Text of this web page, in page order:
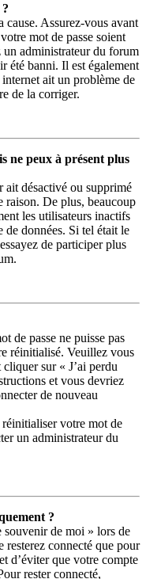
cause. Assurez-vous avant
mot de passe soient
un administrateur du forum
été banni. Il est également
ait un problème de
de la corriger.
ne peux à présent plus
ait désactivé ou supprimé
raison. De plus, beaucoup
les utilisateurs inactifs
de données. Si tel était le
de participer plus
de passe ne puisse pas
réinitialisé. Veuillez vous
sur « J’ai perdu
et vous devriez
de nouveau
votre mot de
un administrateur du
?
souvenir de moi » lors de
connecté que pour
d’éviter que votre compte
rester connecté,